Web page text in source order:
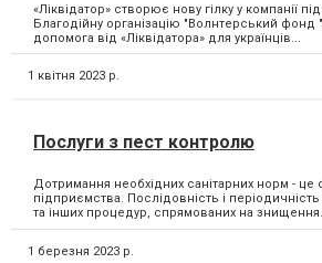
«Ліквідатор» створює нову гілку у компанії
Благодійну організацію "Волнтерський фонд
допомога від «Ліквідатора» для українців...
1 квітня 2023 р.
Послуги з пест контролю
Дотримання необхідних санітарних норм - це
підприємства. Послідовність і періодичність
та інших процедур, спрямованих на
1 березня 2023 р.